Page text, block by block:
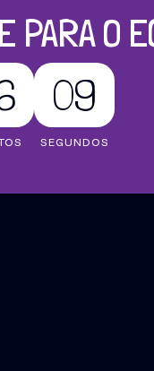
PARA O
08
SEGUNDOS